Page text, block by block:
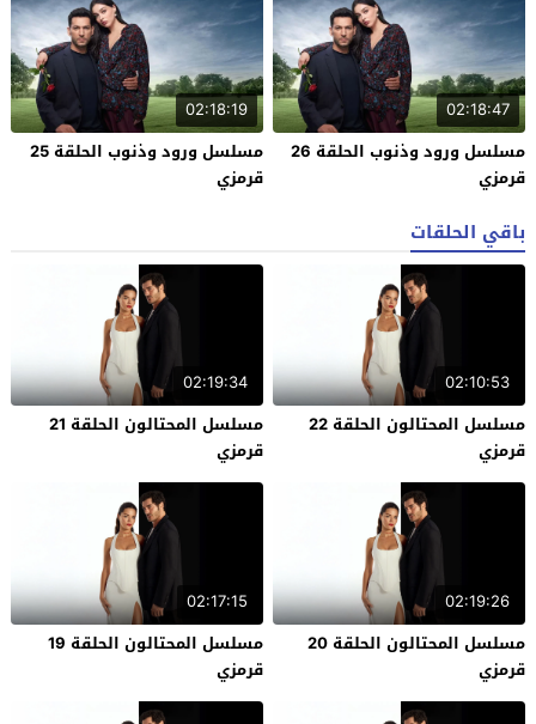
02:18:47
مسلسل ورود وذنوب الحلقة 26
قرمزي
02:18:19
مسلسل ورود وذنوب الحلقة 25
قرمزي
باقي الحلقات
02:10:53
مسلسل المحتالون الحلقة 22
قرمزي
02:19:34
مسلسل المحتالون الحلقة 21
قرمزي
02:19:26
مسلسل المحتالون الحلقة 20
قرمزي
02:17:15
مسلسل المحتالون الحلقة 19
قرمزي